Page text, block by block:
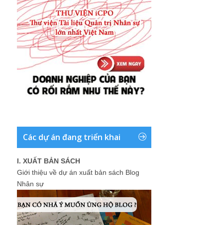
Các dự án đang triển khai
I. XUẤT BẢN SÁCH
Giới thiệu về dự án xuất bản sách Blog
Nhân sự